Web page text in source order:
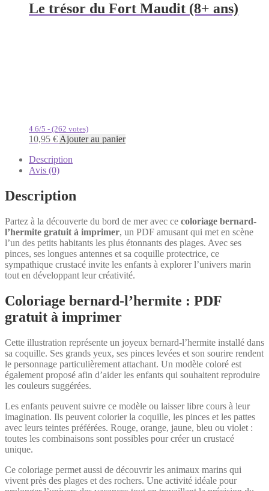
Le trésor du Fort Maudit (8+ ans)
4.6/5 - (262 votes)
10,95 € Ajouter au panier
Description
Avis (0)
Description
Partez à la découverte du bord de mer avec ce coloriage bernard-
l’hermite gratuit à imprimer, un PDF amusant qui met en scène
l’un des petits habitants les plus étonnants des plages. Avec ses
pinces, ses longues antennes et sa coquille protectrice, ce
sympathique crustacé invite les enfants à explorer l’univers marin
tout en développant leur créativité.
Coloriage bernard-l’hermite : PDF
gratuit à imprimer
Cette illustration représente un joyeux bernard-l’hermite installé dans
sa coquille. Ses grands yeux, ses pinces levées et son sourire rendent
le personnage particulièrement attachant. Un modèle coloré est
également proposé afin d’aider les enfants qui souhaitent reproduire
les couleurs suggérées.
Les enfants peuvent suivre ce modèle ou laisser libre cours à leur
imagination. Ils peuvent colorier la coquille, les pinces et les pattes
avec leurs teintes préférées. Rouge, orange, jaune, bleu ou violet :
toutes les combinaisons sont possibles pour créer un crustacé
unique.
Ce coloriage permet aussi de découvrir les animaux marins qui
vivent près des plages et des rochers. Une activité idéale pour